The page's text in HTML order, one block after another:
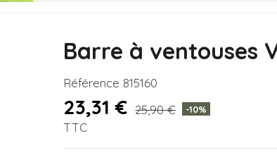
Barre à ventouses
Référence 815160
23,31 € 25,90 € -10%
TTC